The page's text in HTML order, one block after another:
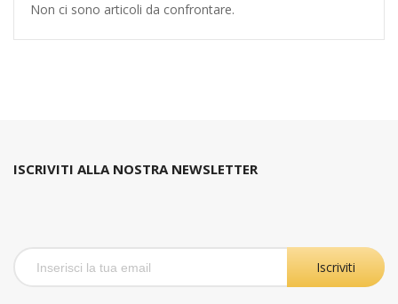
Non ci sono articoli da confrontare.
ISCRIVITI ALLA NOSTRA NEWSLETTER
Iscriviti